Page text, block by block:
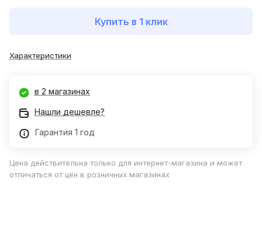
Купить в 1 клик
Характеристики
в 2 магазинах
Нашли дешевле?
Гарантия 1 год
Цена действительна только для интернет-магазина и может
отличаться от цен в розничных магазинах